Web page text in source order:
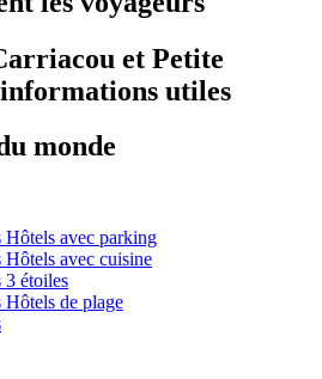
et Petite
utiles
monde
avec parking
avec cuisine
étoiles
de plage